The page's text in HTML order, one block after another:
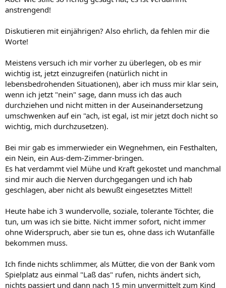
anstrengend!
Diskutieren mit einjährigen? Also ehrlich, da fehlen mir die
Worte!
Meistens versuch ich mir vorher zu überlegen, ob es mir
wichtig ist, jetzt einzugreifen (natürlich nicht in
lebensbedrohenden Situationen), aber ich muss mir klar sein,
wenn ich jetzt "nein" sage, dann muss ich das auch
durchziehen und nicht mitten in der Auseinandersetzung
umschwenken auf ein "ach, ist egal, ist mir jetzt doch nicht so
wichtig, mich durchzusetzen).
Bei mir gab es immerwieder ein Wegnehmen, ein Festhalten,
ein Nein, ein Aus-dem-Zimmer-bringen.
Es hat verdammt viel Mühe und Kraft gekostet und manchmal
sind mir auch die Nerven durchgegangen und ich hab
geschlagen, aber nicht als bewußt eingesetztes Mittel!
Heute habe ich 3 wundervolle, soziale, tolerante Töchter, die
tun, um was ich sie bitte. Nicht immer sofort, nicht immer
ohne Widerspruch, aber sie tun es, ohne dass ich Wutanfälle
bekommen muss.
Ich finde nichts schlimmer, als Mütter, die von der Bank vom
Spielplatz aus einmal "Laß das" rufen, nichts ändert sich,
nichts passiert und dann nach 15 min unvermittelt zum Kind